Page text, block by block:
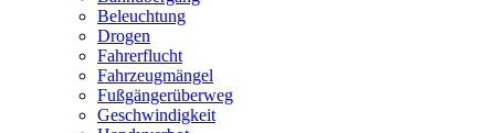
Beleuchtung
Drogen
Fahrerflucht
Fahrzeugmängel
Fußgängerüberweg
Geschwindigkeit